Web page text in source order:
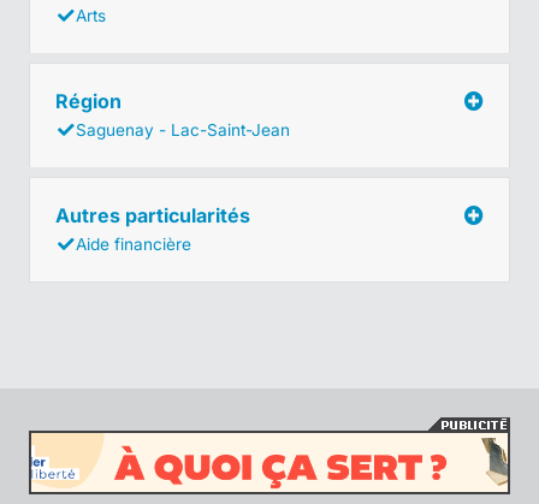
Arts
Région
Saguenay - Lac-Saint-Jean
Autres particularités
Aide financière